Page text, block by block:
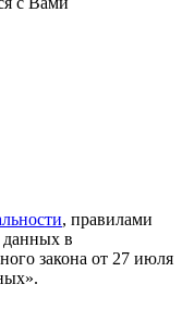
, правилами
данных в
закона от 27 июля